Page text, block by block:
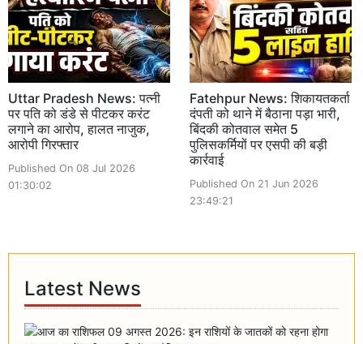
Uttar Pradesh News: पत्नी
पर पति को डंडे से पीटकर करंट
लगाने का आरोप, हालत नाजुक,
आरोपी गिरफ्तार
Published On 08 Jul 2026
01:30:02
Fatehpur News: शिकायतकर्ता
दंपती को थाने में बैठाना पड़ा भारी,
बिंदकी कोतवाल समेत 5
पुलिसकर्मियों पर एसपी की बड़ी
कार्रवाई
Published On 21 Jun 2026
23:49:21
Latest News